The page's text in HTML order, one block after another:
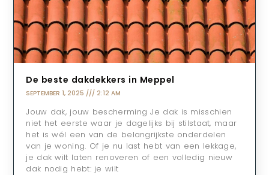
De beste dakdekkers in Meppel
SEPTEMBER 1, 2025 2:12 AM
Jouw dak, jouw bescherming Je dak is misschien
niet het eerste waar je dagelijks bij stilstaat, maar
het is wél een van de belangrijkste onderdelen
van je woning. Of je nu last hebt van een lekkage,
je dak wilt laten renoveren of een volledig nieuw
dak nodig hebt: je wilt